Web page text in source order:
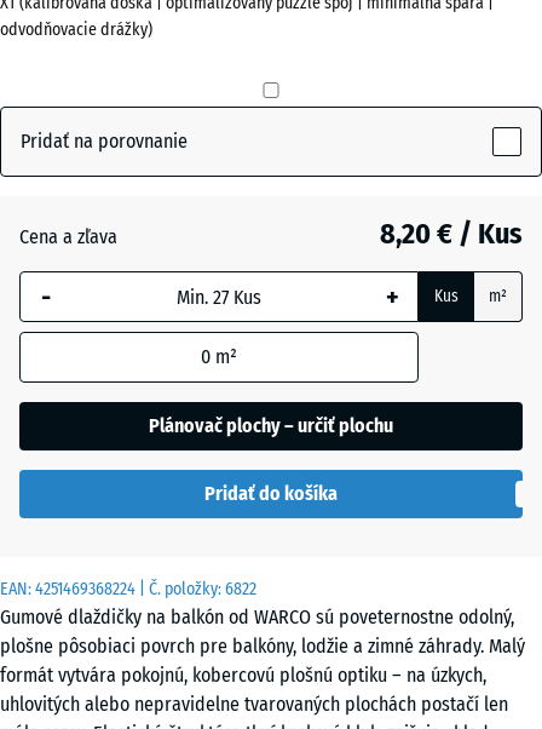
EAN:4251469368224 | Č. položky:6822
Gumové dlaždičky na balkón od WARCO sú poveternostne odolný,
plošne pôsobiaci povrch pre balkóny, lodžie a zimné záhrady. Malý
formát vytvára pokojnú, kobercovú plošnú optiku – na úzkych,
uhlovitých alebo nepravidelne tvarovaných plochách postačí len
Zobraziť
farebnú
(active)
trávnik
Atlantik
Sivá
žula
Terakota
odvodňovacie drážky)
Pridať na porovnanie
Cena a zľava 8,20 € / Kus
- + Kus m²
0 m²
Plánovač plochy – určiť plochu
Pridať do košíka